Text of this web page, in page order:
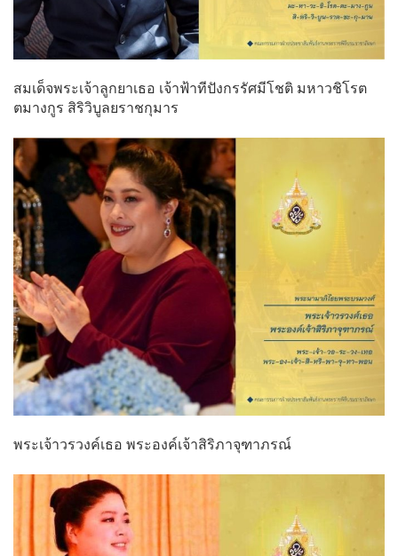
สมเด็จพระเจ้าลูกยาเธอ เจ้าฟ้าทีปังกรรัศมีโชติ มหาวชิโรต
ตมางกูร สิริวิบูลยราชกุมาร
พระเจ้าวรวงค์เธอ พระองค์เจ้าสิริภาจุฑาภรณ์